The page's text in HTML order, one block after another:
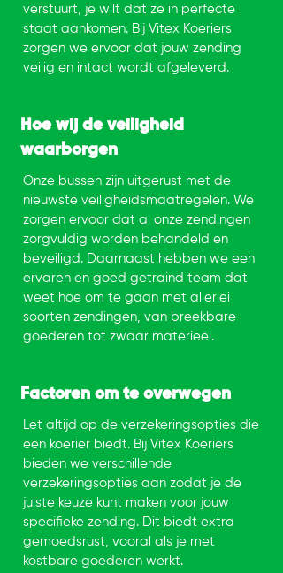
verstuurt, je wilt dat ze in perfecte
staat aankomen. Bij Vitex Koeriers
zorgen we ervoor dat jouw zending
veilig en intact wordt afgeleverd.
Hoe wij de veiligheid
waarborgen
Onze bussen zijn uitgerust met de
nieuwste veiligheidsmaatregelen. We
zorgen ervoor dat al onze zendingen
zorgvuldig worden behandeld en
beveiligd. Daarnaast hebben we een
ervaren en goed getraind team dat
weet hoe om te gaan met allerlei
soorten zendingen, van breekbare
goederen tot zwaar materieel.
Factoren om te overwegen
Let altijd op de verzekeringsopties die
een koerier biedt. Bij Vitex Koeriers
bieden we verschillende
verzekeringsopties aan zodat je de
juiste keuze kunt maken voor jouw
specifieke zending. Dit biedt extra
gemoedsrust, vooral als je met
kostbare goederen werkt.